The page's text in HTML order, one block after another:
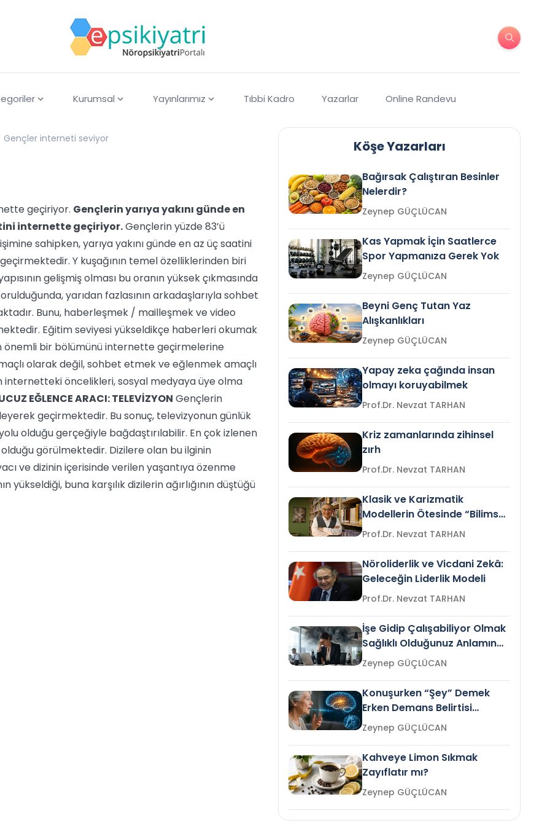
Kurumsal Yayınlarımız Tıbbi Kadro Yazarlar Online Randevu
Gençler interneti seviyor
geçiriyor. Gençlerin yarıya yakını günde en
internette geçiriyor.Gençlerin yüzde 83’ü
sahipken, yarıya yakını günde en az üç saatini
Y kuşağının temel özelliklerinden biri
gelişmiş olması bu oranın yüksek çıkmasında
yarıdan fazlasının arkadaşlarıyla sohbet
Bunu, haberleşmek / mailleşmek ve video
Eğitim seviyesi yükseldikçe haberleri okumak
önemli bir bölümünü internette geçirmelerine
olarak değil, sohbet etmek ve eğlenmek amaçlı
internetteki öncelikleri, sosyal medyaya üye olma
EĞLENCE ARACI: TELEVİZYON Gençlerin
geçirmektedir. Bu sonuç, televizyonun günlük
olduğu gerçeğiyle bağdaştırılabilir. En çok izlenen
görülmektedir. Dizilere olan bu ilginin
ve dizinin içerisinde verilen yaşantıya özenme
buna karşılık dizilerin ağırlığının düştüğü
Köşe Yazarları
Bağırsak Çalıştıran Besinler
Nelerdir?
Zeynep GÜÇLÜCAN
Kas Yapmak İçin Saatlerce
Spor Yapmanıza Gerek Yok
Zeynep GÜÇLÜCAN
Beyni Genç Tutan Yaz
Alışkanlıkları
Zeynep GÜÇLÜCAN
Yapay zeka çağında insan
olmayı koruyabilmek
Prof.Dr. Nevzat TARHAN
Kriz zamanlarında zihinsel
zırh
Prof.Dr. Nevzat TARHAN
Klasik ve Karizmatik
Modellerin Ötesinde “Bilimsel
Liderlik”
Prof.Dr. Nevzat TARHAN
Nöroliderlik ve Vicdani Zekâ:
Geleceğin Liderlik Modeli
Prof.Dr. Nevzat TARHAN
İşe Gidip Çalışabiliyor Olmak
Sağlıklı Olduğunuz Anlamına
Gelir mi?Zeynep GÜÇLÜCAN
Konuşurken “Şey” Demek
Erken Demans Belirtisi
Olabilir mi?Zeynep GÜÇLÜCAN
Kahveye Limon Sıkmak
Zayıflatır mı?
Zeynep GÜÇLÜCAN